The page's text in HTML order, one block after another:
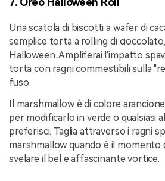
Una scatola di biscotti a wafer di
semplice torta a rolling di
Halloween. Ampliferai l'impatto
torta con ragni commestibili sulla
fuso.
Il marshmallow è di colore
per modificarlo in verde o qualsiasi
preferisci. Taglia attraverso i ragni
marshmallow quando è il momento
svelare il bel e affascinante vortice.